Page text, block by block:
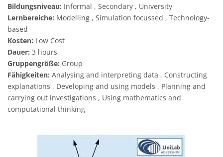
Bildungsniveau: Informal , Secondary , University
Lernbereiche: Modelling , Simulation focussed , Technology-
based
Kosten: Low Cost
Dauer: 3 hours
Gruppengröße: Group
Fähigkeiten: Analysing and interpreting data , Constructing
explanations , Developing and using models , Planning and
carrying out investigations , Using mathematics and
computational thinking